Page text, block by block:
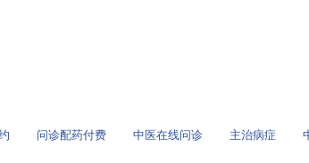
问诊配药付费 中医在线问诊 主治病症